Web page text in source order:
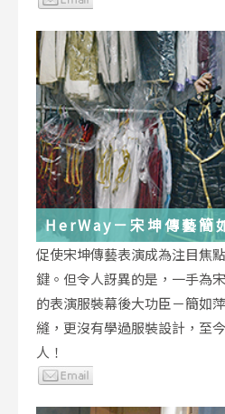
HerWay－宋坤傳藝簡
促使宋坤傳藝表演成為注目焦
鍵。但令人訝異的是，一手為
的表演服裝幕後大功臣－簡如
縫，更沒有學過服裝設計，至
人！